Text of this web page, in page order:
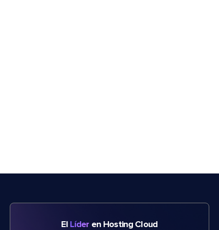
El Líder en Hosting Cloud